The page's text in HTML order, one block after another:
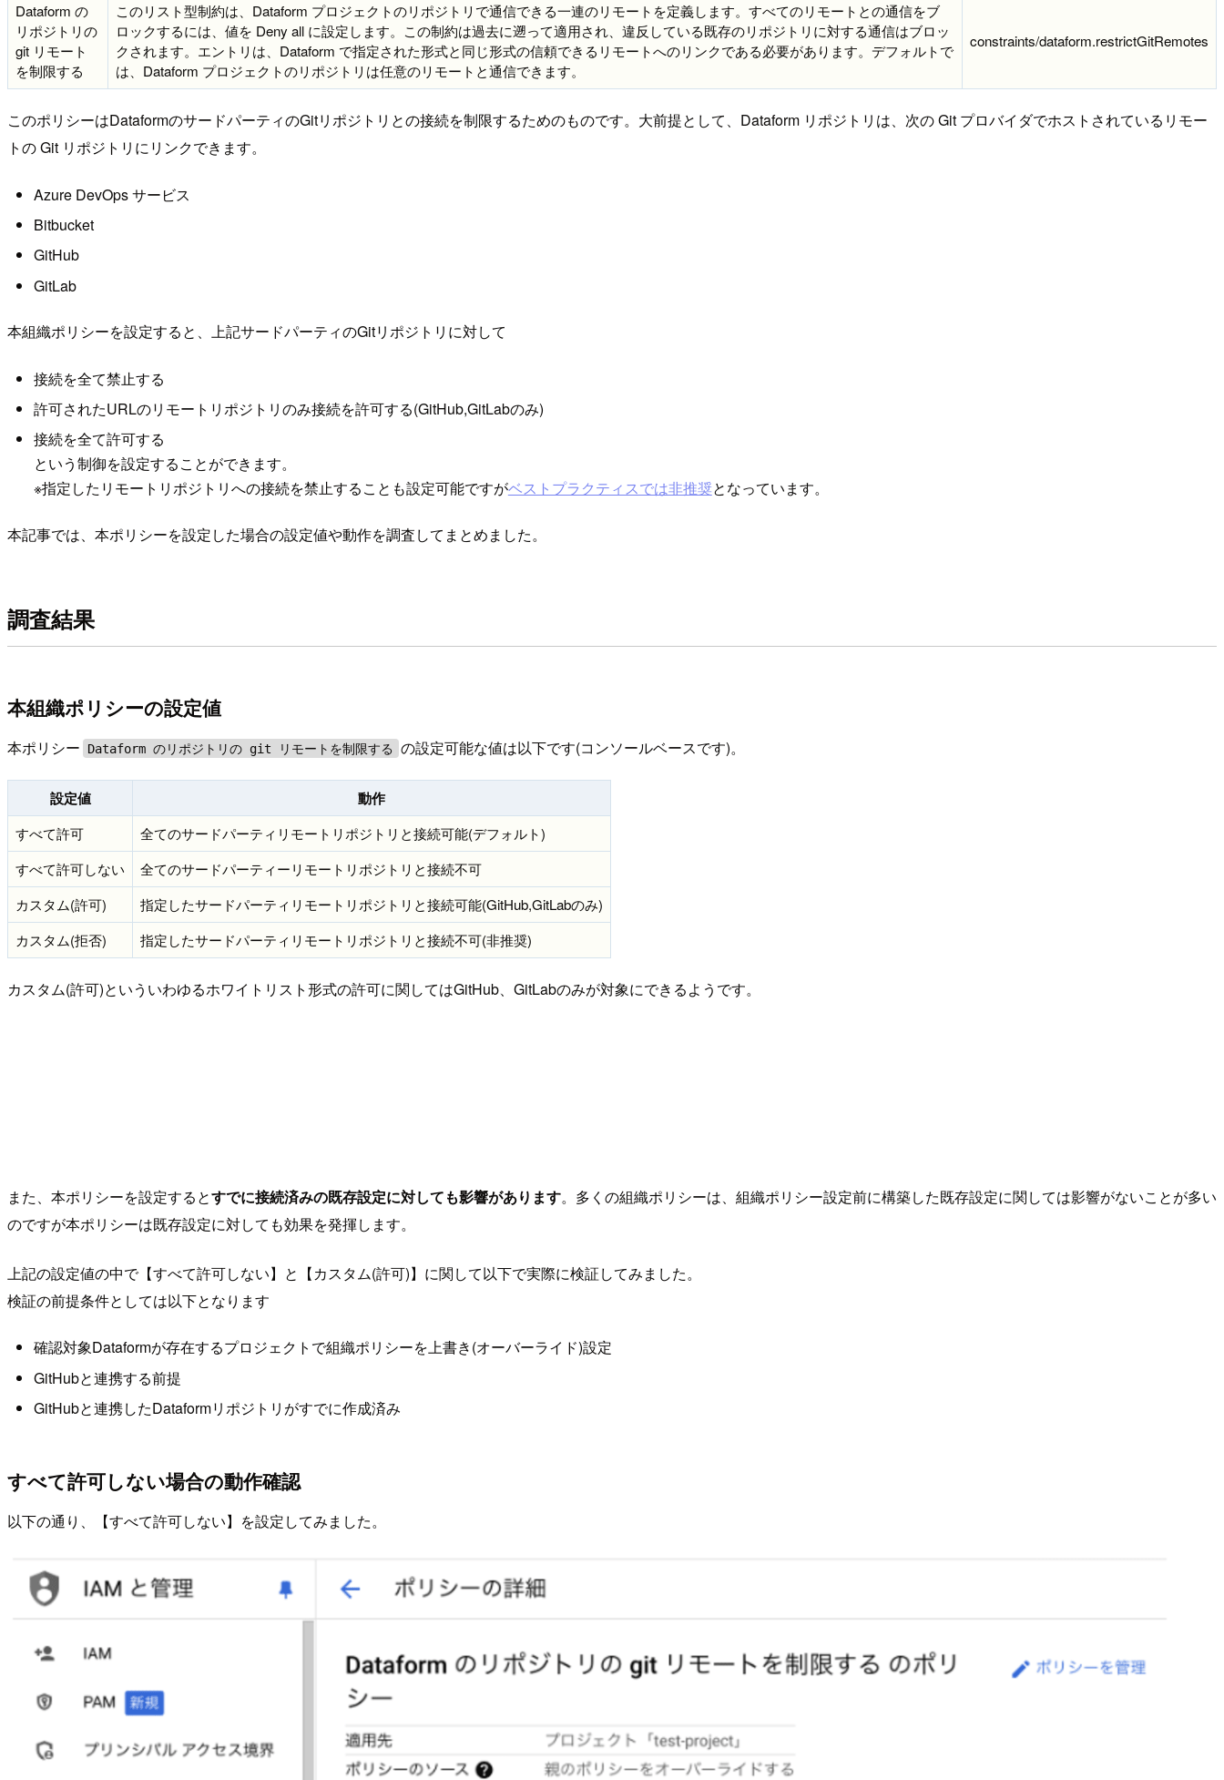
Dataform の
リポジトリの
git リモート
を制限する
このリスト型制約は、Dataform プロジェクトのリポジトリで通信できる一連のリモートを定義します。すべてのリモートとの通信をブ
ロックするには、値を Deny all に設定します。この制約は過去に遡って適用され、違反している既存のリポジトリに対する通信はブロッ
クされます。エントリは、Dataform で指定された形式と同じ形式の信頼できるリモートへのリンクである必要があります。デフォルトで
は、Dataform プロジェクトのリポジトリは任意のリモートと通信できます。
constraints/dataform.restrictGitRemotes
このポリシーはDataformのサードパーティのGitリポジトリとの接続を制限するためのものです。大前提として、Dataform リポジトリは、次の Git プロバイダでホストされているリモー
トの Git リポジトリにリンクできます。
Azure DevOps サービス
Bitbucket
GitHub
GitLab
本組織ポリシーを設定すると、上記サードパーティのGitリポジトリに対して
接続を全て禁止する
許可されたURLのリモートリポジトリのみ接続を許可する(GitHub,GitLabのみ)
接続を全て許可する
という制御を設定することができます。
※指定したリモートリポジトリへの接続を禁止することも設定可能ですがベストプラクティスでは非推奨となっています。
本記事では、本ポリシーを設定した場合の設定値や動作を調査してまとめました。
調査結果
本組織ポリシーの設定値
本ポリシー Dataform のリポジトリの git リモートを制限する の設定可能な値は以下です(コンソールベースです)。
設定値 動作
すべて許可
全てのサードパーティリモートリポジトリと接続可能(デフォルト)
すべて許可しない
全てのサードパーティーリモートリポジトリと接続不可
カスタム(許可)
指定したサードパーティリモートリポジトリと接続可能(GitHub,GitLabのみ)
カスタム(拒否)
指定したサードパーティリモートリポジトリと接続不可(非推奨)
カスタム(許可)といういわゆるホワイトリスト形式の許可に関してはGitHub、GitLabのみが対象にできるようです。
また、本ポリシーを設定するとすでに接続済みの既存設定に対しても影響があります。多くの組織ポリシーは、組織ポリシー設定前に構築した既存設定に関しては影響がないことが多い
のですが本ポリシーは既存設定に対しても効果を発揮します。
上記の設定値の中で【すべて許可しない】と【カスタム(許可)】に関して以下で実際に検証してみました。
検証の前提条件としては以下となります
確認対象Dataformが存在するプロジェクトで組織ポリシーを上書き(オーバーライド)設定
GitHubと連携する前提
GitHubと連携したDataformリポジトリがすでに作成済み
すべて許可しない場合の動作確認
以下の通り、【すべて許可しない】を設定してみました。